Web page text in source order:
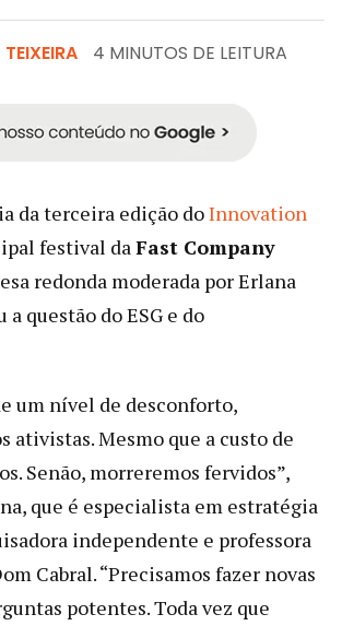
4 MINUTOS DE LEITURA
da terceira edição doInnovation
festival daFast Company
redonda moderada por Erlana
a questão do ESG e do
um nível de desconforto,
ativistas. Mesmo que a custo de
Senão, morreremos fervidos”,
que é especialista em estratégia
independente e professora
Cabral. “Precisamos fazer novas
potentes. Toda vez que